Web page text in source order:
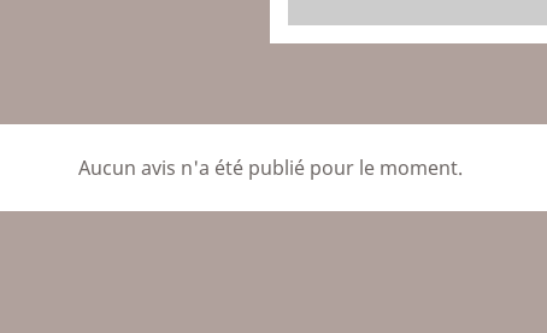
Aucun avis n'a été publié pour le moment.